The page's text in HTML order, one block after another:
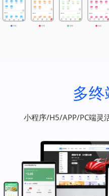
多
小程序/H5/APP/PC端灵